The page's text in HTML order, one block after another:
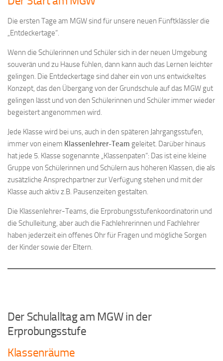
Die ersten Tage am MGW sind für unsere neuen Fünftklässler die
„Entdeckertage“.
Wenn die Schülerinnen und Schüler sich in der neuen Umgebung
souverän und zu Hause fühlen, dann kann auch das Lernen leichter
gelingen. Die Entdeckertage sind daher ein von uns entwickeltes
Konzept, das den Übergang von der Grundschule auf das MGW gut
gelingen lässt und von den Schülerinnen und Schüler immer wieder
begeistert angenommen wird.
Jede Klasse wird bei uns, auch in den späteren Jahrgangsstufen,
immer von einem Klassenlehrer-Team geleitet. Darüber hinaus
hat jede 5. Klasse sogenannte „Klassenpaten“: Das ist eine kleine
Gruppe von Schülerinnen und Schülern aus höheren Klassen, die als
zusätzliche Ansprechpartner zur Verfügung stehen und mit der
Klasse auch aktiv z.B. Pausenzeiten gestalten.
Die Klassenlehrer-Teams, die Erprobungsstufenkoordinatorin und
die Schulleitung, aber auch die Fachlehrerinnen und Fachlehrer
haben jederzeit ein offenes Ohr für Fragen und mögliche Sorgen
der Kinder sowie der Eltern.
Der Schulalltag am MGW in der
Erprobungsstufe
Klassenräume